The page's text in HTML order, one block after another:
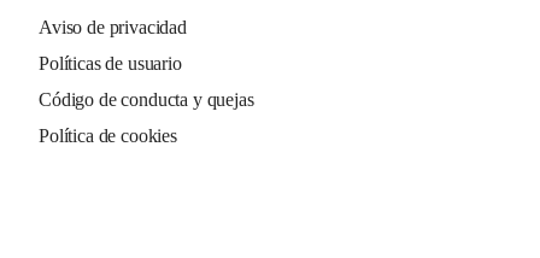
Aviso de privacidad
Políticas de usuario
Código de conducta y quejas
Política de cookies